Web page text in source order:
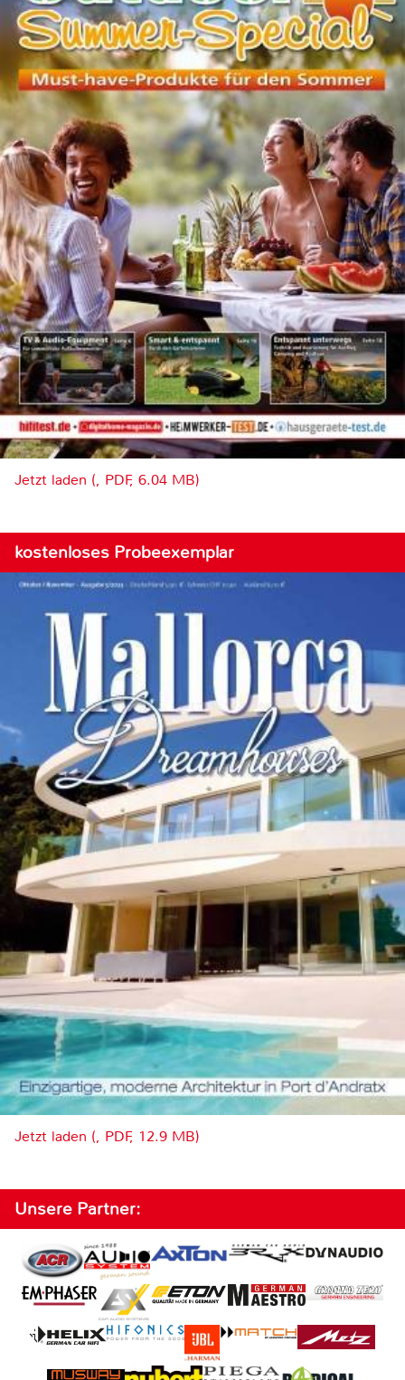
Jetzt laden (, PDF, 6.04 MB)
kostenloses Probeexemplar
Jetzt laden (, PDF, 12.9 MB)
Unsere Partner: